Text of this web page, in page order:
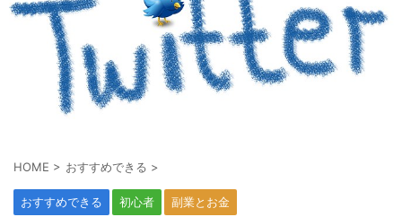
HOME > おすすめできる >
おすすめできる 初心者 副業とお金